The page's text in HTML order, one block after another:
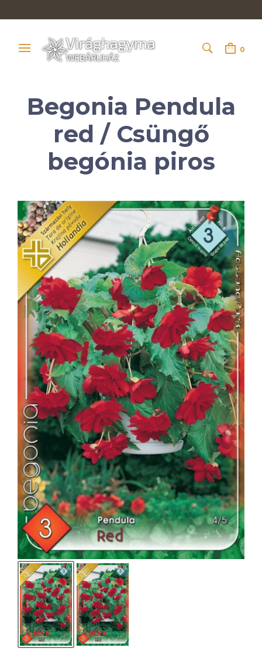
0
Begonia Pendula
red / Csüngő
begónia piros